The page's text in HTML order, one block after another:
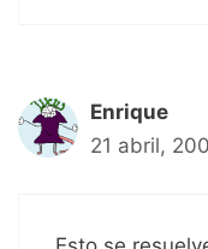
Enrique
21 abril,